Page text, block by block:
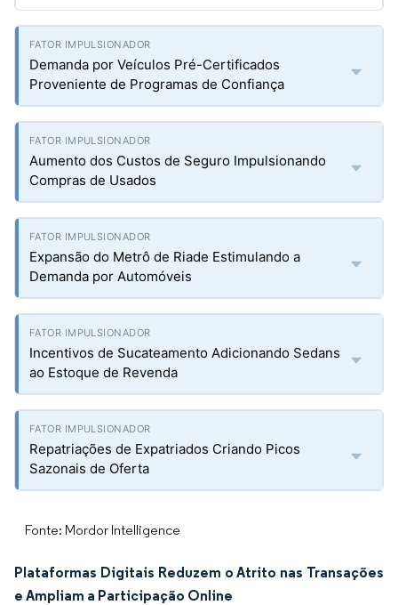
Demanda por Veículos Pré-Certificados
Proveniente de Programas de Confiança
Aumento dos Custos de Seguro Impulsionando
Compras de Usados
Expansão do Metrô de Riade Estimulando a
Demanda por Automóveis
Incentivos de Sucateamento Adicionando Sedans
ao Estoque de Revenda
Repatriações de Expatriados Criando Picos
Sazonais de Oferta
Fonte: Mordor Intelligence
Plataformas Digitais Reduzem o Atrito nas Transações
e Ampliam a Participação Online